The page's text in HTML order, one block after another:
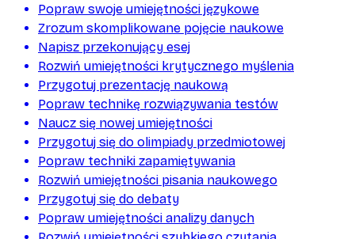
Popraw swoje umiejętności językowe
Zrozum skomplikowane pojęcie naukowe
Napisz przekonujący esej
Rozwiń umiejętności krytycznego myślenia
Przygotuj prezentację naukową
Popraw technikę rozwiązywania testów
Naucz się nowej umiejętności
Przygotuj się do olimpiady przedmiotowej
Popraw techniki zapamiętywania
Rozwiń umiejętności pisania naukowego
Przygotuj się do debaty
Popraw umiejętności analizy danych